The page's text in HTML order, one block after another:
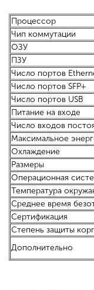
Процессор
Чип коммутации
ОЗУ
ПЗУ
Число портов
Число портов SFP+
Число портов USB
Питание на входе
Число входов
Максимальное
Охлаждение
Размеры
Операционная
Температура
Среднее время
Сертификация
Степень защиты
Дополнительно